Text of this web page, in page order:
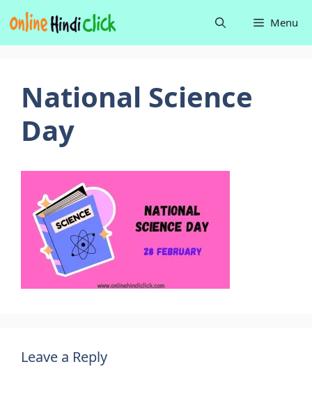
to
content
Menu
National Science
Day
Leave a Reply